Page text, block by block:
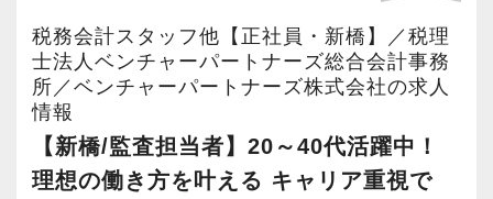
また、STREAMED（紙証憑の自動読取サービ
ス）をはじめとするAIを活用し、
手入力作業の負担を軽減するなど、デジタル化
を推進して効率的で働きやすい環境を整えてい
ます。
税務会計スタッフ他【正社員・新橋】／税理
士法人ベンチャーパートナーズ総合会計事務
所／ベンチャーパートナーズ株式会社の求人
情報
【新橋/監査担当者】20～40代活躍中！
理想の働き方を叶える キャリア重視で